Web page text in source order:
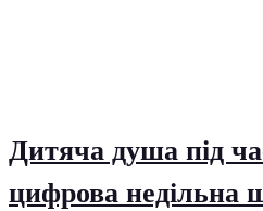
Дитяча душа під
цифрова недільна